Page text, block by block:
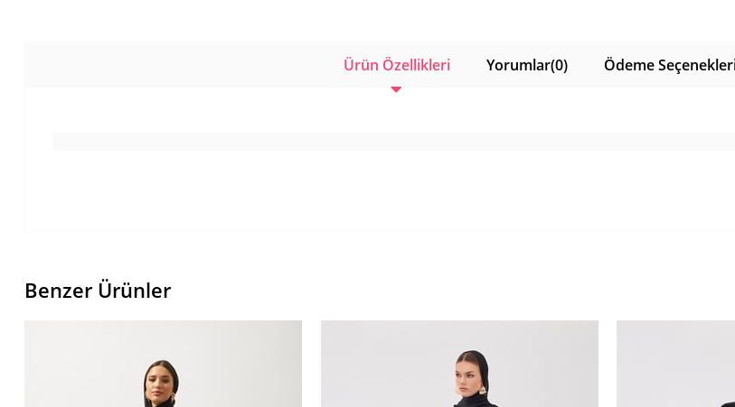
Ürün Özellikleri Yorumlar(0) Ödeme
Benzer Ürünler